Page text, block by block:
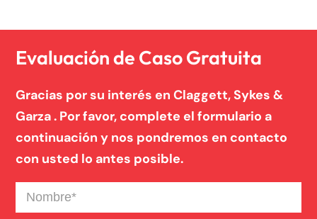
Evaluación de Caso Gratuita
Gracias por su interés en Claggett, Sykes &
Garza . Por favor, complete el formulario a
continuación y nos pondremos en contacto
con usted lo antes posible.
Nombre(Required)